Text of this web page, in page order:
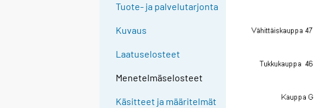
Tuote- ja palvelutarjonta
Kuvaus
Laatuselosteet
Menetelmäselosteet
Käsitteet ja määritelmät